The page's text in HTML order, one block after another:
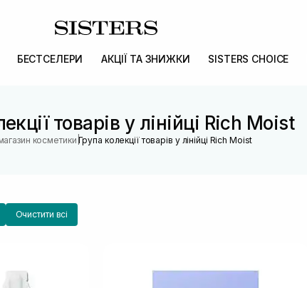
БЕСТСЕЛЕРИ АКЦІЇ ТА ЗНИЖКИ SISTERS CHOICE
товарів у лінійці Rich Moist
косметики |Група колекції товарів у лінійці Rich Moist
Очистити всі